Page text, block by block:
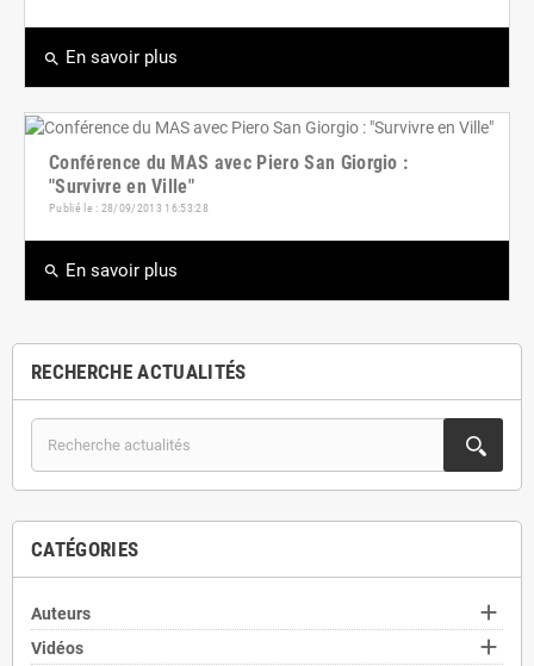
RECHERCHE ACTUALITÉS
CATÉGORIES
Auteurs 
Vidéos 
search En savoir plus
Conférence du MAS avec Piero San Giorgio :
"Survivre en Ville"
Publié le : 28/09/2013 16:53:28
search En savoir plus